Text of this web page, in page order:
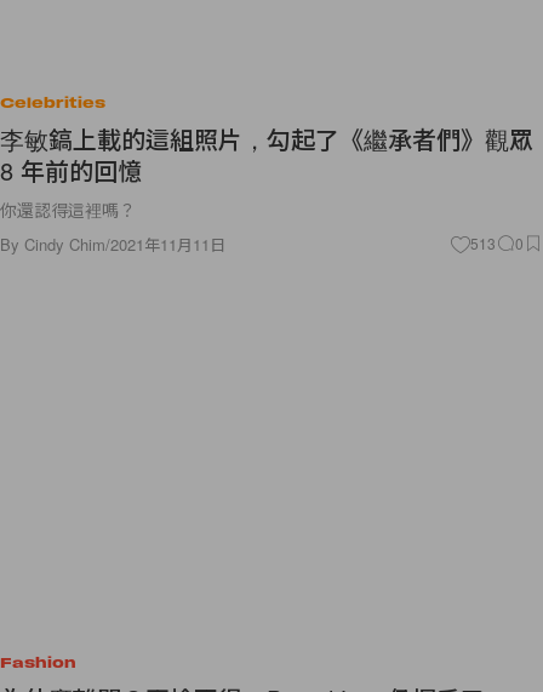
Celebrities
李敏鎬上載的這組照片，勾起了《繼承者們》觀眾
8 年前的回憶
你還認得這裡嗎？
By Cindy Chim/2021年11月11日 513 0
Fashion